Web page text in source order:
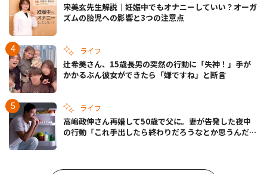
宋美玄先生解説｜妊娠中でもオナニーしていい？オーガ
ズムの胎児への影響と3つの注意点
ライフ
辻希美さん、15歳長男の突然の行動に「失神！」手が
かかるぶん彼女ができたら「嫌ですね」と断言
ライフ
高嶋政伸さん再婚して50歳で父に。妻が告発した夜中
の行動「これ手出したら終わりだろうなとか思うんだけ